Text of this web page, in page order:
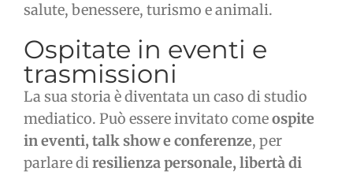
salute, benessere, turismo e animali.
Ospitate in eventi e
trasmissioni
La sua storia è diventata un caso di studio
mediatico. Può essere invitato comeospite
in eventi, talk show e conferenze, per
parlare diresilienza personale, libertà di